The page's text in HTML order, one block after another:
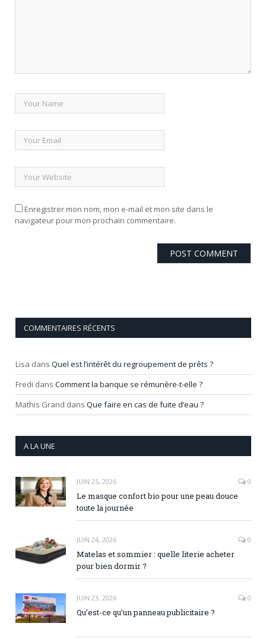
Enregistrer mon nom, mon e-mail et mon site dans le
navigateur pour mon prochain commentaire.
COMMENTAIRES RÉCENTS
Lisa dans Quel est l’intérêt du regroupement de prêts ?
Fredi dans Comment la banque se rémunère-t-elle ?
Mathis Grand dans Que faire en cas de fuite d’eau ?
A LA UNE
JUIN 25, 2026 0
Le masque confort bio pour une peau douce
toute la journée
JUIN 24, 2026 0
Matelas et sommier : quelle literie acheter
pour bien dormir ?
JUIN 23, 2026 0
Qu’est-ce qu’un panneau publicitaire ?